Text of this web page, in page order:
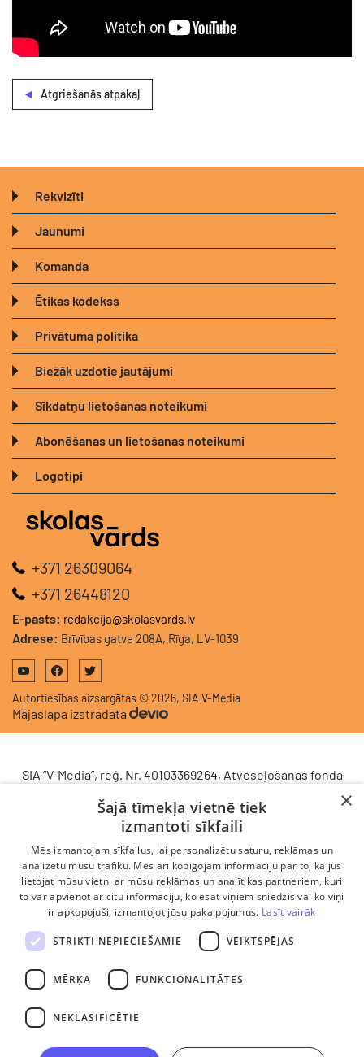
Atgriešanās atpakaļ
Rekvizīti
Jaunumi
Komanda
Ētikas kodekss
Privātuma politika
Biežāk uzdotie jautājumi
Sīkdatņu lietošanas noteikumi
Abonēšanas un lietošanas noteikumi
Logotipi
+371 26309064
+371 26448120
E-pasts: redakcija@skolasvards.lv
Adrese: Brīvības gatve 208A, Rīga, LV-1039
Autortiesības aizsargātas © 2026, SIA V-Media
Mājaslapa izstrādāta
SIA “V-Media”, reģ. Nr. 40103369264, Atveseļošanās fonda
komercdarbības procesu uzlabošanā - ieviesta klientu
attiecību pārvaldības sistēma (CRM). 2024. gada 16.
decembrī tika noslēgts līgums Nr. 9.2-17-L-2024/928 ar
Latvijas Investīciju un attīstības aģentūru par atbalsta
saņemšanu saskaņā ar Atveseļošanas un noturības
mehānisma plāna 2. komponenti “Digitālā transformācija”
(atbalsta pieteikuma Nr. DIGI/2024/1253). Projekta ietvaros
ieviesta klientu un darba procesu pārvaldības sistēma
Scoro, uzlabojot pārdošanas procesu, centralizējot klientu
datubāzi un darījumu plūsmu, kā arī nodrošinot pārskatāmu,
efektīvu pārdošanas nodaļas darbu un precīzāku rezultātu
×
Šajā tīmekļa vietnē tiek
izmantoti sīkfaili
Mēs izmantojam sīkfailus, lai personalizētu saturu, reklāmas un
analizētu mūsu trafiku. Mēs arī kopīgojam informāciju par to, kā jūs
lietojat mūsu vietni ar mūsu reklāmas un analītikas partneriem, kuri
to var apvienot ar citu informāciju, ko esat viņiem sniedzis vai ko viņi
ir apkopojuši, izmantojot jūsu pakalpojumus. Lasīt vairāk
STRIKTI NEPIECIEŠAMIE VEIKTSPĒJAS
MĒRĶA FUNKCIONALITĀTES
NEKLASIFICĒTIE